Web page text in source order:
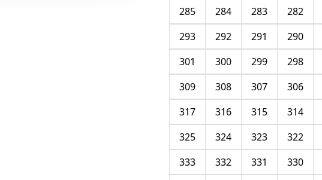
282
283
284
285
290
291
292
293
298
299
300
301
306
307
308
309
314
315
316
317
322
323
324
325
330
331
332
333